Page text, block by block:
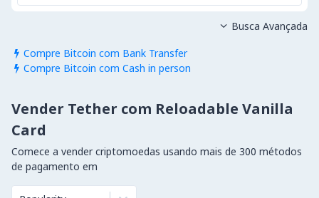
 Compre Bitcoin com Bank Transfer
 Compre Bitcoin com Cash in person
 Busca Avançada
Vender Tether com Reloadable Vanilla
Card
Comece a vender criptomoedas usando mais de 300 métodos
de pagamento em